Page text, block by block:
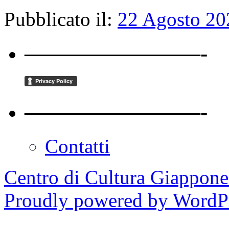
Pubblicato il: 22 Agosto
————————-
————————-
Contatti
Centro di Cultura
Proudly powered by